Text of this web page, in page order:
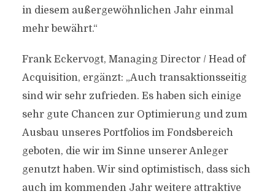
in diesem außergewöhnlichen Jahr einmal
mehr bewährt.“
Frank Eckervogt, Managing Director / Head of
Acquisition, ergänzt: „Auch transaktionsseitig
sind wir sehr zufrieden. Es haben sich einige
sehr gute Chancen zur Optimierung und zum
Ausbau unseres Portfolios im Fondsbereich
geboten, die wir im Sinne unserer Anleger
genutzt haben. Wir sind optimistisch, dass sich
auch im kommenden Jahr weitere attraktive